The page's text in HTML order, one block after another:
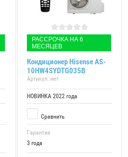
РАССРОЧКА НА 6
МЕСЯЦЕВ
Кондиционер Hisense AS-
10HW4SYDTG035В
Артикул: нет
НОВИНКА 2022 года
Сравнить
Гарантия
3 года